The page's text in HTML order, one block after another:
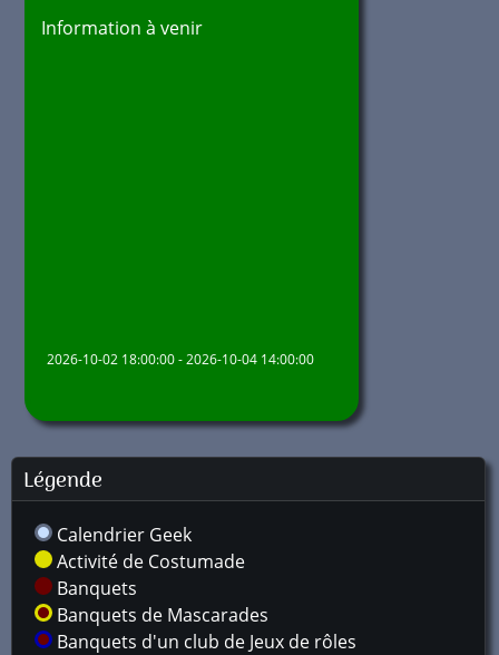
Information à venir
2026-10-02 18:00:00 - 2026-10-04 14:00:00
Légende
Calendrier Geek
Activité de Costumade
Banquets
Banquets de Mascarades
Banquets d'un club de Jeux de rôles